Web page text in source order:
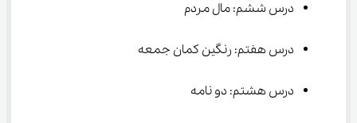
درس ششم: مال مردم
درس هفتم: رنگین کمان جمعه
درس هشتم: دو نامه